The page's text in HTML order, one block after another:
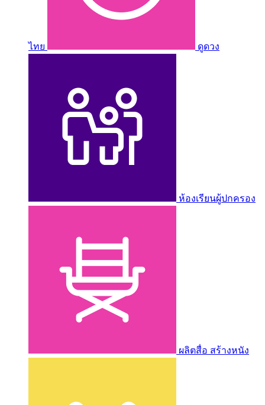
ไทย ดูดวง
ห้องเรียนผู้ปกครอง
ผลิตสื่อ สร้างหนัง